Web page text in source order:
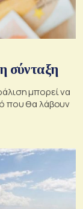
σύνταξη
μπορεί να
που θα λάβουν